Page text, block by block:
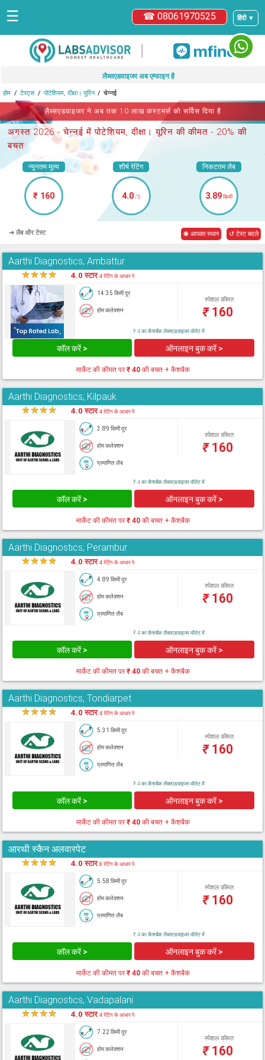
हिंदी ▼
☎ 08061970525
☰
|
लैब्सएडवाइजर अब एम्फाइन है
होम टेस्ट्स पोटेशियम, दीक्षा। यूरिन चेन्नई
लैब्सएडवाइजर ने अब तक 10 लाख कस्टमर्स को सर्विस दिया है
अगस्त 2026 -चेन्नई में पोटेशियम, दीक्षा। यूरिन की कीमत - 20% की
बचत
न्यूनतम मूल्य
₹ 160
शीर्ष रेटिंग
4.0/5
निकटतम लैब
3.89किमी
➜ लैब और टेस्ट ◉ आपका स्थान ↺ टेस्ट बदले
Aarthi Diagnostics, Ambattur
★★★★ 4.0 स्टार4 रेटिंग के आधार पे
14.35 किमी दूर
होम कलेक्शन
स्पेशल कीमत
₹160
₹ 4 का कैशबैक लैब्सएडवाइजर वॉलेट में
कॉल करें > ऑनलाइन बुक करें >
मार्केट की कीमत पर₹ 40 की बचत + कैशबैक
Aarthi Diagnostics, Kilpauk
★★★★ 4.0 स्टार4 रेटिंग के आधार पे
3.89 किमी दूर
होम कलेक्शन
प्रमाणित लैब
स्पेशल कीमत
₹160
₹ 4 का कैशबैक लैब्सएडवाइजर वॉलेट में
कॉल करें > ऑनलाइन बुक करें >
मार्केट की कीमत पर₹ 40 की बचत + कैशबैक
Aarthi Diagnostics, Perambur
★★★★ 4.0 स्टार4 रेटिंग के आधार पे
4.89 किमी दूर
होम कलेक्शन
प्रमाणित लैब
स्पेशल कीमत
₹160
₹ 4 का कैशबैक लैब्सएडवाइजर वॉलेट में
कॉल करें > ऑनलाइन बुक करें >
मार्केट की कीमत पर₹ 40 की बचत + कैशबैक
Aarthi Diagnostics, Tondiarpet
★★★★ 4.0 स्टार4 रेटिंग के आधार पे
5.31 किमी दूर
होम कलेक्शन
प्रमाणित लैब
स्पेशल कीमत
₹160
₹ 4 का कैशबैक लैब्सएडवाइजर वॉलेट में
कॉल करें > ऑनलाइन बुक करें >
मार्केट की कीमत पर₹ 40 की बचत + कैशबैक
आरथी स्कैन अलवारपेट
★★★★ 4.0 स्टार8 रेटिंग के आधार पे
5.58 किमी दूर
होम कलेक्शन
प्रमाणित लैब
स्पेशल कीमत
₹160
₹ 4 का कैशबैक लैब्सएडवाइजर वॉलेट में
कॉल करें > ऑनलाइन बुक करें >
मार्केट की कीमत पर₹ 40 की बचत + कैशबैक
Aarthi Diagnostics, Vadapalani
★★★★ 4.0 स्टार4 रेटिंग के आधार पे
7.22 किमी दूर
होम कलेक्शन
स्पेशल कीमत
₹160